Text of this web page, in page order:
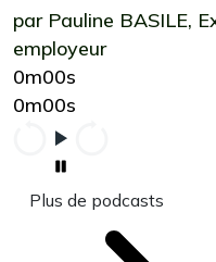
par Pauline BASILE,
employeur
0m00s
0m00s
Plus de podcasts